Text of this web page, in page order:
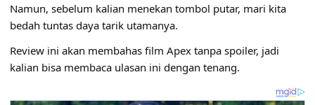
Namun, sebelum kalian menekan tombol putar, mari kita
bedah tuntas daya tarik utamanya.
Review ini akan membahas film Apex tanpa spoiler, jadi
kalian bisa membaca ulasan ini dengan tenang.